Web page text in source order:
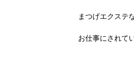
まつげエクステ
お仕事にされて